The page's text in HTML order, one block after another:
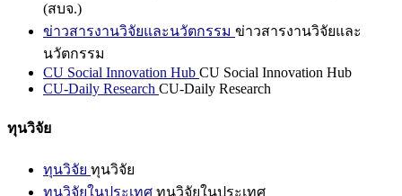
(สบจ.)
ข่าวสารงานวิจัยและนวัตกรรม ข่าวสารงานวิจัยและ
นวัตกรรม
CU Social Innovation Hub CU Social Innovation Hub
CU-Daily Research CU-Daily Research
ทุนวิจัย
ทุนวิจัย ทุนวิจัย
ทุนวิจัยในประเทศ ทุนวิจัยในประเทศ